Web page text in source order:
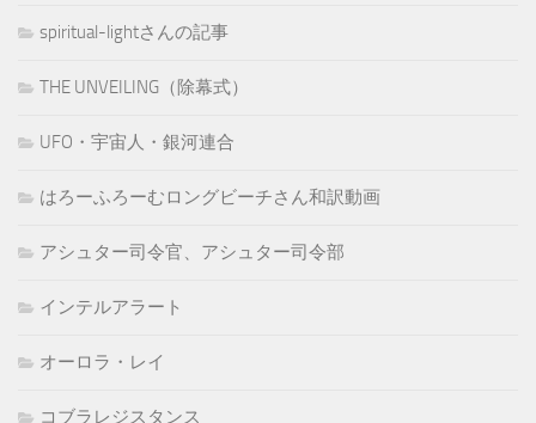
spiritual-lightさんの記事
THE UNVEILING（除幕式）
UFO・宇宙人・銀河連合
はろーふろーむロングビーチさん和訳動画
アシュター司令官、アシュター司令部
インテルアラート
オーロラ・レイ
コブラレジスタンス